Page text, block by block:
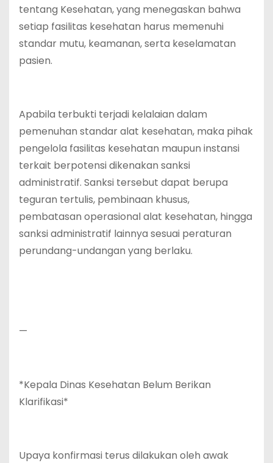
tentang Kesehatan, yang menegaskan bahwa
setiap fasilitas kesehatan harus memenuhi
standar mutu, keamanan, serta keselamatan
pasien.
Apabila terbukti terjadi kelalaian dalam
pemenuhan standar alat kesehatan, maka pihak
pengelola fasilitas kesehatan maupun instansi
terkait berpotensi dikenakan sanksi
administratif. Sanksi tersebut dapat berupa
teguran tertulis, pembinaan khusus,
pembatasan operasional alat kesehatan, hingga
sanksi administratif lainnya sesuai peraturan
perundang-undangan yang berlaku.
—
*Kepala Dinas Kesehatan Belum Berikan
Klarifikasi*
Upaya konfirmasi terus dilakukan oleh awak